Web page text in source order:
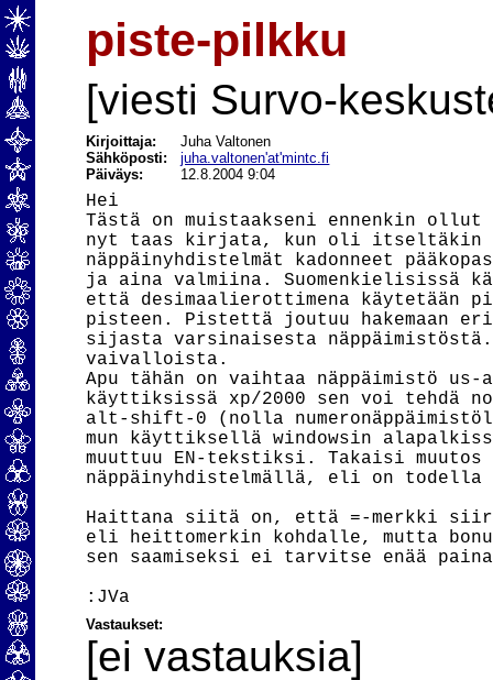
piste-pilkku
[viesti Survo-
Kirjoittaja:
Juha Valtonen
Sähköposti:juha.valtonen'at'mintc.fi
Päiväys:
12.8.2004 9:04
Hei
Tästä on muistaakseni ennenkin
nyt taas kirjata, kun oli itseltäkin
näppäinyhdistelmät kadonneet
ja aina valmiina. Suomenkielisissä
että desimaalierottimena käytetään
pisteen. Pistettä joutuu hakemaan
sijasta varsinaisesta
vaivalloista.
Apu tähän on vaihtaa näppäimistö
käyttiksissä xp/2000 sen voi tehdä
alt-shift-0 (nolla
mun käyttiksellä windowsin
muuttuu EN-tekstiksi. Takaisi muutos
näppäinyhdistelmällä, eli on todella
Haittana siitä on, että =-merkki
eli heittomerkin kohdalle, mutta
sen saamiseksi ei tarvitse enää
Vastaukset:
[ei vastauksia]